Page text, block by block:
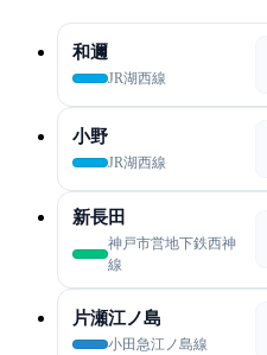
和邇
JR湖西線
小野
JR湖西線
新長田
神戸市営地下鉄西神
線
片瀬江ノ島
小田急江ノ島線